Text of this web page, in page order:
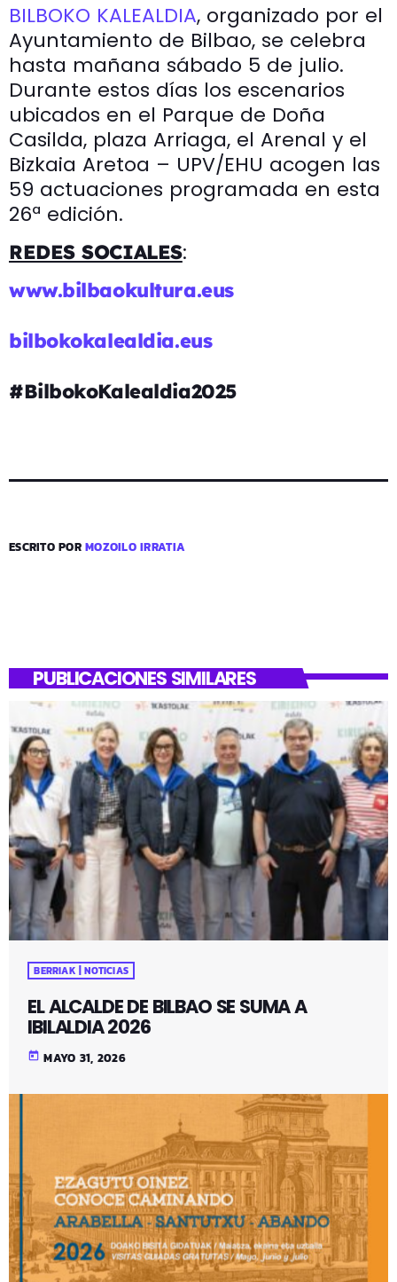
BILBOKO KALEALDIA, organizado por el
Ayuntamiento de Bilbao, se celebra
hasta mañana sábado 5 de julio.
Durante estos días los escenarios
ubicados en el Parque de Doña
Casilda, plaza Arriaga, el Arenal y el
Bizkaia Aretoa – UPV/EHU acogen las
59 actuaciones programada en esta
26ª edición.
REDES SOCIALES:
www.bilbaokultura.eus
bilbokokalealdia.eus
#BilbokoKalealdia2025
ESCRITO PORMOZOILO IRRATIA
PUBLICACIONES SIMILARES
BERRIAK | NOTICIAS
EL ALCALDE DE BILBAO SE SUMA A
IBILALDIA 2026
today MAYO 31, 2026